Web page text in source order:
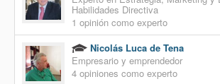
Habilidades Directiva
1 opinión como experto
Nicolás Luca de Tena
Empresario y emprendedor
4 opiniones como experto